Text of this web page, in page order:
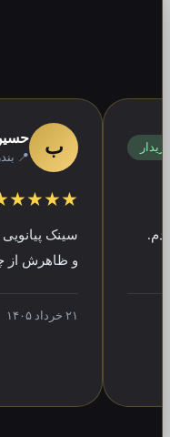
حسین
📍 بندرعباس
★★★★★
سینک پیانویی خیلی
و ظاهرش از چیزی که